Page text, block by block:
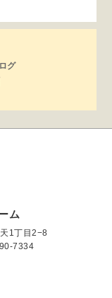
グ
ム
1丁目2−8
7334